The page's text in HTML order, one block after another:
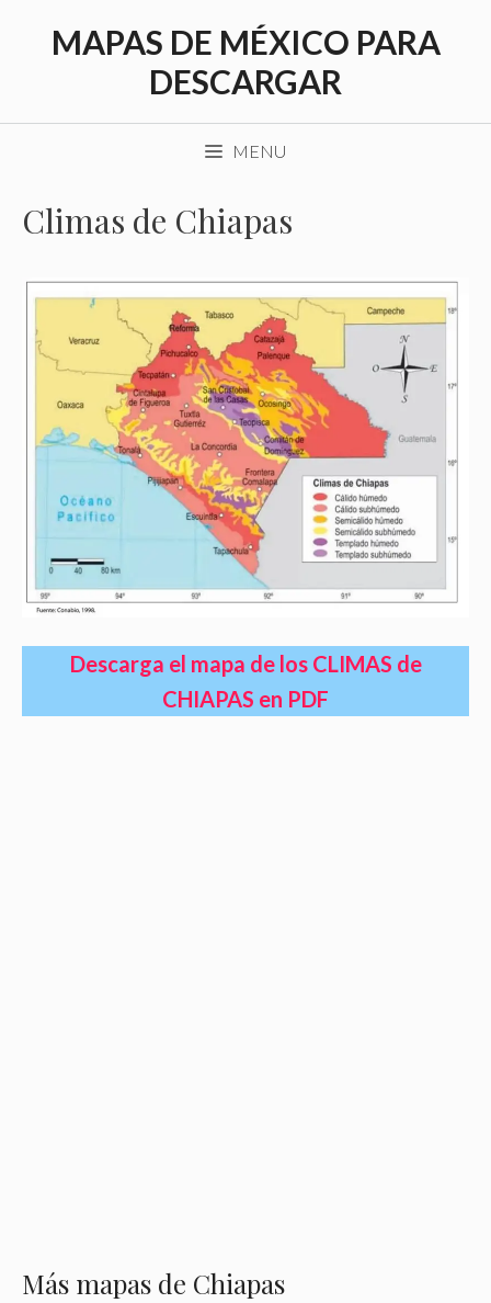
MAPAS DE MÉXICO PARA
DESCARGAR
MENU
Climas de Chiapas
Descarga el mapa de los CLIMAS de
CHIAPAS en PDF
Más mapas de Chiapas